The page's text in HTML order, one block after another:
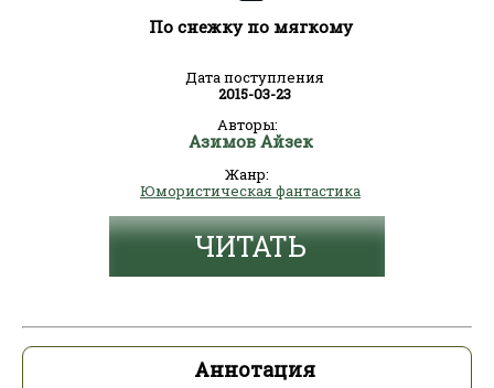
По снежку по мягкому
Дата поступления
2015-03-23
Авторы:
Азимов Айзек
Жанр:
Юмористическая фантастика
ЧИТАТЬ
Аннотация